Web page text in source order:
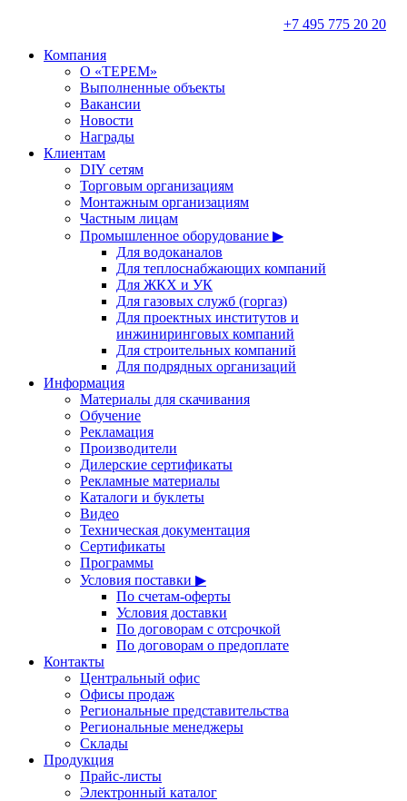
+7 495 775 20 20
Компания
О «ТЕРЕМ»
Выполненные объекты
Вакансии
Новости
Награды
Клиентам
DIY сетям
Торговым организациям
Монтажным организациям
Частным лицам
Промышленное оборудование ▶
Для водоканалов
Для теплоснабжающих компаний
Для ЖКХ и УК
Для газовых служб (горгаз)
Для проектных институтов и
инжиниринговых компаний
Для строительных компаний
Для подрядных организаций
Информация
Материалы для скачивания
Обучение
Рекламация
Производители
Дилерские сертификаты
Рекламные материалы
Каталоги и буклеты
Видео
Техническая документация
Сертификаты
Программы
Условия поставки ▶
По счетам-оферты
Условия доставки
По договорам с отсрочкой
По договорам о предоплате
Контакты
Центральный офис
Офисы продаж
Региональные представительства
Региональные менеджеры
Склады
Продукция
Прайс-листы
Электронный каталог